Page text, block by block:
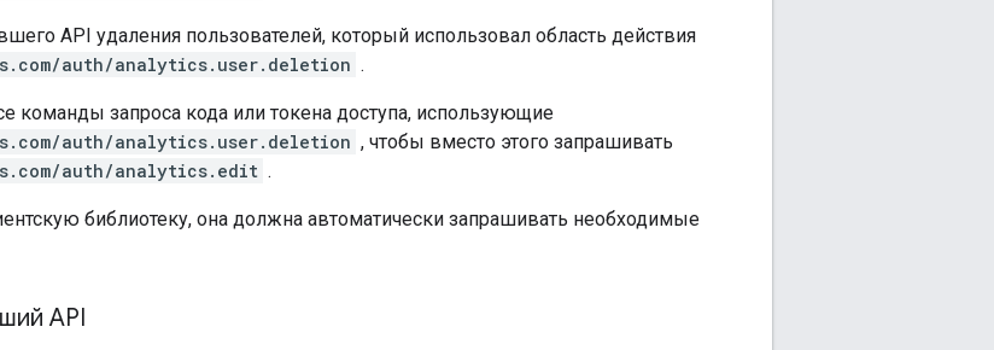
API удаления пользователей, который использовал область действия
auth/analytics.user.deletion .
команды запроса кода или токена доступа, использующие
auth/analytics.user.deletion , чтобы вместо этого запрашивать
auth/analytics.edit .
библиотеку, она должна автоматически запрашивать необходимые
API